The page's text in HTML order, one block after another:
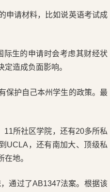
申请材料，比如说英语考试成
际生的申请时会考虑其财经状
造成负面影响。
保护自己本州学生的政策。最
11所社区学院，还有20多所私
UCLA，还有南加大、顶级私
地。
通过了AB1347法案。根据该